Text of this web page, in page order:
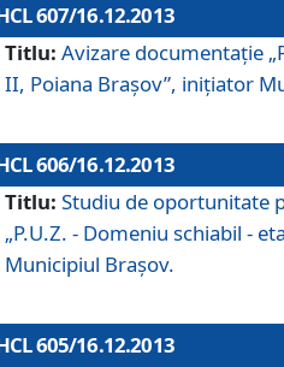
607/16.12.2013
Titlu: Avizare documentaţie
II, Poiana Braşov”, iniţiator
606/16.12.2013
Titlu: Studiu de oportunitate
„P.U.Z. - Domeniu schiabil -
Municipiul Braşov.
605/16.12.2013